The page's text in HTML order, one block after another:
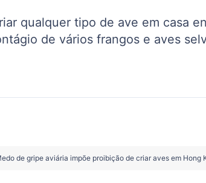
qualquer tipo de ave em casa
de vários frangos e aves
de gripe aviária impõe proibição de criar aves em Hong